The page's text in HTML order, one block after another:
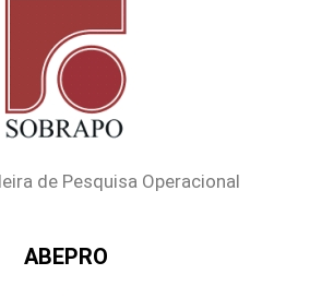
de Pesquisa Operacional
ABEPRO